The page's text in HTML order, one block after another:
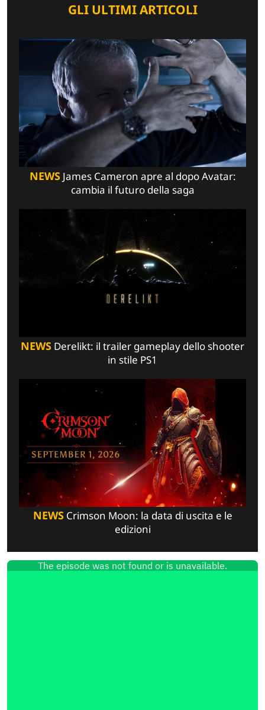
GLI ULTIMI ARTICOLI
NEWSJames Cameron apre al dopo Avatar:
cambia il futuro della saga
NEWS Derelikt: il trailer gameplay dello shooter
in stile PS1
NEWSCrimson Moon: la data di uscita e le
edizioni